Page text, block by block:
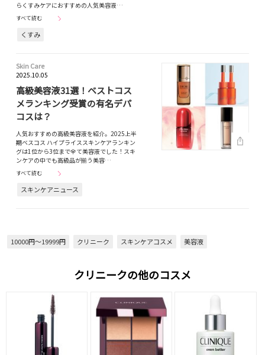
らくすみケアにおすすめの人気美容液…
すべて読む
くすみ
Skin Care
2025.10.05
高級美容液31選！ベストコス
メランキング受賞の有名デパ
コスは？
人気おすすめの高級美容液を紹介。2025上半
期ベスコス ハイプライススキンケアランキン
グは1位から3位まで全て美容液でした！スキ
ンケアの中でも高級品が揃う美容…
すべて読む
スキンケアニュース
10000円～19999円 クリニーク スキンケアコスメ 美容液
クリニークの他のコスメ